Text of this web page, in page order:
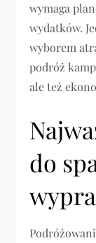
wymaga
wydatków.
wyborem
podróż
ale też
do